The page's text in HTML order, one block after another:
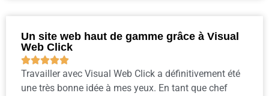
Un site web haut de gamme grâce à Visual
Web Click

Travailler avec Visual Web Click a définitivement été
une très bonne idée à mes yeux. En tant que chef